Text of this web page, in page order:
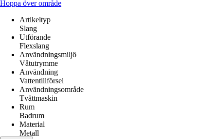
Hoppa över område
Artikeltyp
Slang
Utförande
Flexslang
Användningsmiljö
Våtutrymme
Användning
Vattentillförsel
Användningsområde
Tvättmaskin
Rum
Badrum
Material
Metall